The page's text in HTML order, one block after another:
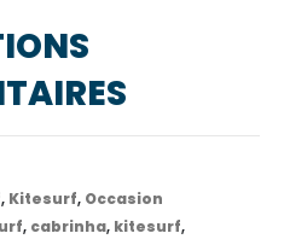
, Kitesurf, Occasion
, cabrinha, kitesurf,